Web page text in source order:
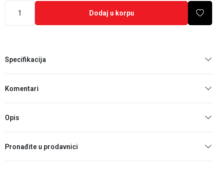
Dodaj u korpu
Specifikacija
Komentari
Opis
Pronađite u prodavnici